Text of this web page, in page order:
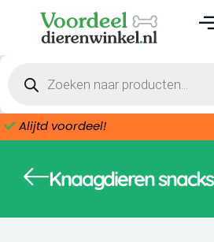
content
search
Alijtd voordeel!
Knaagdieren snacks